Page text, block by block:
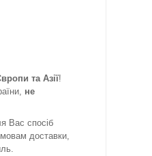
та Азії!
не
Вас спосіб
доставки,